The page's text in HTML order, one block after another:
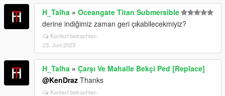
H_Talha » Oceangate Titan Submersible
derine indiğimiz zaman geri çıkabilecekmiyiz?
Kontext betrachten
23. Juni 2023
H_Talha » Çarşı Ve Mahalle Bekçi Ped [Replace]
@KenDraz Thanks
Kontext betrachten